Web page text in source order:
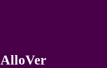
AlloVer